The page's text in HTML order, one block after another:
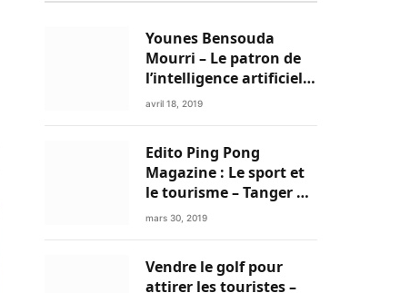
Younes Bensouda
Mourri – Le patron de
l’intelligence artificielle
est un Marocain
avril 18, 2019
Edito Ping Pong
Magazine : Le sport et
le tourisme – Tanger a
tout pour réussir!
mars 30, 2019
Vendre le golf pour
attirer les touristes –